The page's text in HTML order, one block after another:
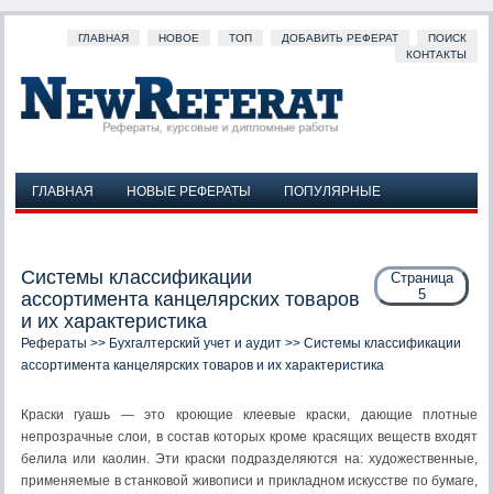
ГЛАВНАЯ НОВОЕ ТОП ДОБАВИТЬ РЕФЕРАТ
ПОИСК
КОНТАКТЫ
ГЛАВНАЯ НОВЫЕ РЕФЕРАТЫ
ПОПУЛЯРНЫЕ
Страница
5
Системы классификации
ассортимента канцелярских товаров
и их характеристика
Рефераты >> Бухгалтерский учет и аудит >> Системы классификации
ассортимента канцелярских товаров и их характеристика
Краски гуашь — это кроющие клеевые краски, дающие плотные
непрозрачные слои, в состав которых кроме красящих веществ входят
белила или каолин. Эти краски подразделяются на: художественные,
применяемые в станковой живописи и при­кладном искусстве по бумаге,